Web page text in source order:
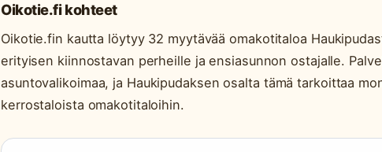
Oikotie.fi kohteet
Oikotie.fin kautta löytyy 32 myytävää omakotitaloa
erityisen kiinnostavan perheille ja ensiasunnon ostajalle.
asuntovalikoimaa, ja Haukipudaksen osalta tämä tarkoittaa
kerrostaloista omakotitaloihin.